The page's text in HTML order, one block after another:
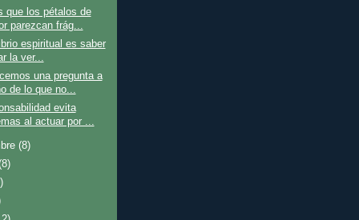
que los pétalos de
parezcan frág...
espiritual es saber
la ver...
una pregunta a
de lo que no...
evita
al actuar por ...
(8)